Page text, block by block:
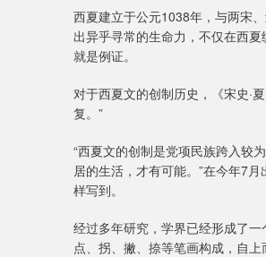
西夏建立于公元1038年，与两宋
出异乎寻常的生命力，不仅在西
就是例证。
对于西夏文的创制历史，《宋史·
复。”
“西夏文的创制是党项民族跨入较
居的生活，才有可能。”在今年7
样写到。
经过多年研究，学界已经形成了
点、拐、撇、捺等笔画构成，自